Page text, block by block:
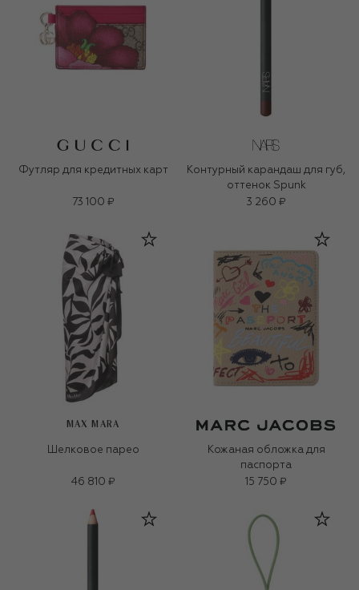
Футляр для кредитных карт
73 100 ₽
Контурный карандаш для губ,
оттенок Spunk
3 260 ₽
MAX MARA
Шелковое парео
46 810 ₽
Кожаная обложка для
паспорта
15 750 ₽